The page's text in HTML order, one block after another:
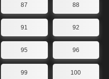
87 88
91 92
95 96
99 100